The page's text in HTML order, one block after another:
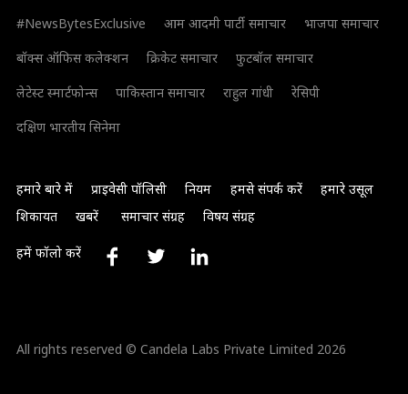
#NewsBytesExclusive
आम आदमी पार्टी समाचार
भाजपा समाचार
बॉक्स ऑफिस कलेक्शन
क्रिकेट समाचार
फुटबॉल समाचार
लेटेस्ट स्मार्टफोन्स
पाकिस्तान समाचार राहुल गांधी
रेसिपी
दक्षिण भारतीय सिनेमा
हमारे बारे में प्राइवेसी पॉलिसी नियम हमसे संपर्क करें
हमारे उसूल
शिकायत
खबरें समाचार संग्रह विषय संग्रह
हमें फॉलो करें
All rights reserved © Candela Labs Private Limited 2026